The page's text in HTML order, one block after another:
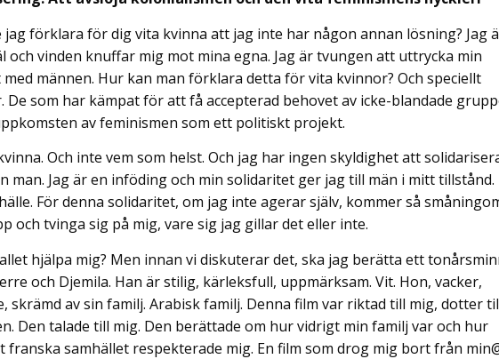
jag förklara för dig vita kvinna att jag inte har någon annan lösning? Jag
och vinden knuffar mig mot mina egna. Jag är tvungen att uttrycka min
männen. Hur kan man förklara detta för vita kvinnor? Och speciellt
De som har kämpat för att få accepterad behovet av icke-blandade
av feminismen som ett politiskt projekt.
Och inte vem som helst. Och jag har ingen skyldighet att
man. Jag är en inföding och min solidaritet ger jag till män i mitt tillstånd.
För denna solidaritet, om jag inte agerar själv, kommer så
och tvinga sig på mig, vare sig jag gillar det eller inte.
hjälpa mig? Men innan vi diskuterar det, ska jag berätta ett
och Djemila. Han är stilig, kärleksfull, uppmärksam. Vit. Hon, vacker,
skrämd av sin familj. Arabisk familj. Denna film var riktad till mig, dotter
Den talade till mig. Den berättade om hur vidrigt min familj var och hur
franska samhället respekterade mig. En film som drog mig bort från